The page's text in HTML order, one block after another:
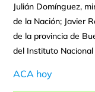
Julián Domínguez,
de la Nación; Javier
de la provincia de
del Instituto
ACA hoy